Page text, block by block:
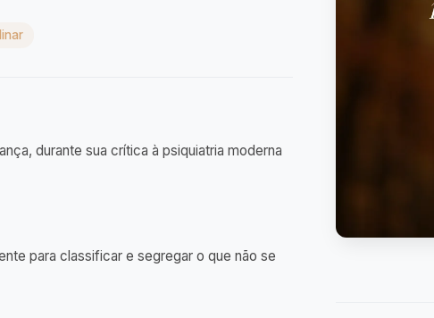
durante sua crítica à psiquiatria moderna
para classificar e segregar o que não se